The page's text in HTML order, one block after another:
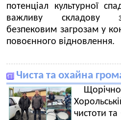
потенціал культурної
важливу складову
безпековим загрозам у
повоєнного відновлення.
Чиста та охайна
чистоти